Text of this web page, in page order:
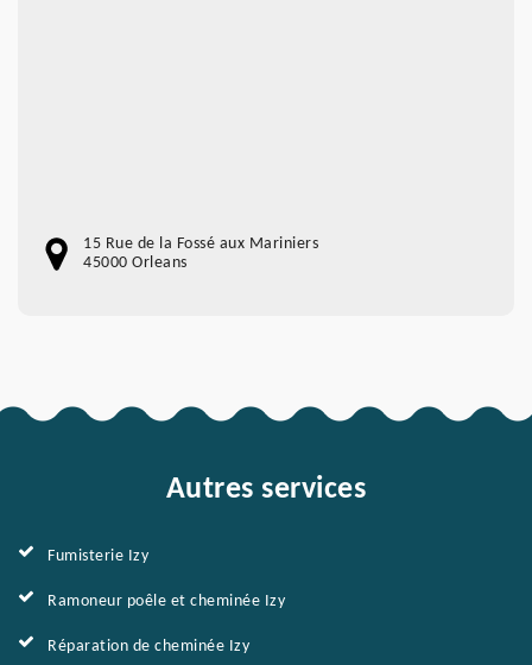
15 Rue de la Fossé aux Mariniers
45000 Orleans
Autres services
Fumisterie Izy
Ramoneur poêle et cheminée Izy
Réparation de cheminée Izy